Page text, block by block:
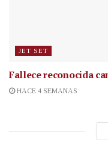
JET SET
Fallece reconocida
HACE 4 SEMANAS